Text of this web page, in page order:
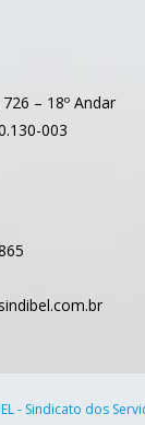
– 18º Andar
003
- Sindicato dos